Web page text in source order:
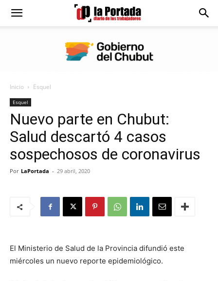
Diario
Portada
Inicio Esquel
Esquel
Nuevo parte en Chubut:
Salud descartó 4 casos
sospechosos de coronavirus
Por LaPortada - 29 abril, 2020
El Ministerio de Salud de la Provincia difundió este
miércoles un nuevo reporte epidemiológico.